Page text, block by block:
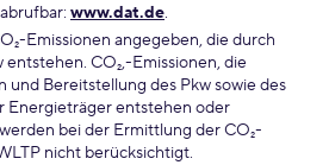
www.dat.de.
Emissionen angegeben, die durch
CO₂,-Emissionen, die
und Bereitstellung des Pkw sowie des
Energieträger entstehen oder
bei der Ermittlung der CO₂-
nicht berücksichtigt.